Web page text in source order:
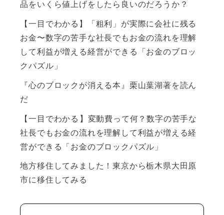
品をいくら値上げをしたら良いのだろうか？
【一目でわかる】「粗利」が実際に会社に残る
お金〜数字の苦手な社長でもお金の流れを理解
して利益が増える経営ができる「お金のブロッ
クパズル」
『心のブロックが消える本』栗山葉湖著を読ん
だ
【一目でわかる】変動費って何？数字の苦手な
社長でもお金の流れを理解して利益が増える経
営ができる「お金のブロックパズル」
地方移住してみました！東京から栃木県大田原
市に移住してみる